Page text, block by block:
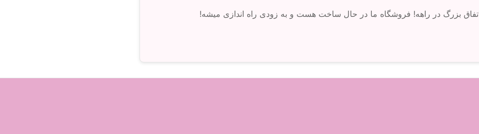
بزرگ در راهه! فروشگاه ما در حال ساخت هست و به زودی راه اندازی میشه!